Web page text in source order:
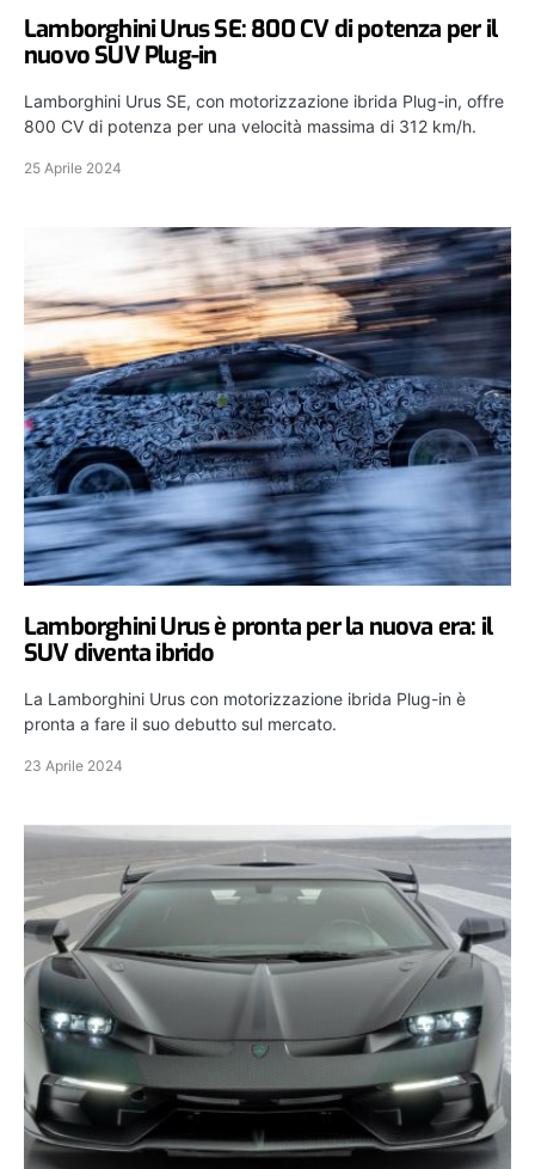
Lamborghini Urus SE: 800 CV di potenza per il
nuovo SUV Plug-in
Lamborghini Urus SE, con motorizzazione ibrida Plug-in, offre
800 CV di potenza per una velocità massima di 312 km/h.
25 Aprile 2024
Lamborghini Urus è pronta per la nuova era: il
SUV diventa ibrido
La Lamborghini Urus con motorizzazione ibrida Plug-in è
pronta a fare il suo debutto sul mercato.
23 Aprile 2024